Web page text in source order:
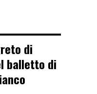
di
balletto di